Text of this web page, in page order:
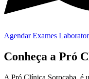
Agendar Exames
Conheça a Pró